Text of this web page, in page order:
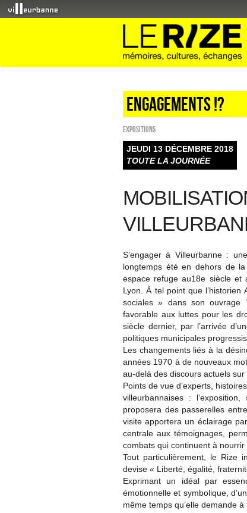
Engagements !?
EXPOSITIONS
JEUDI 13 DÉCEMBRE 2018
TOUTE LA JOURNÉE
S’engager à Villeurbanne :
longtemps été en dehors de
espace refuge au18e siècle et
Lyon. À tel point que
sociales » dans son ouvrage
favorable aux luttes pour les
siècle dernier, par l’arrivée
politiques municipales
Les changements liés à la
années 1970 à de nouveaux
au-delà des discours actuels sur
Points de vue d’experts,
villeurbannaises :
proposera des passerelles
visite apportera un éclairage
centrale aux témoignages,
combats qui continuent à nourrir
Tout particulièrement, le Rize
devise « Liberté, égalité,
Exprimant un idéal par
émotionnelle et symbolique,
même temps qu’elle demande